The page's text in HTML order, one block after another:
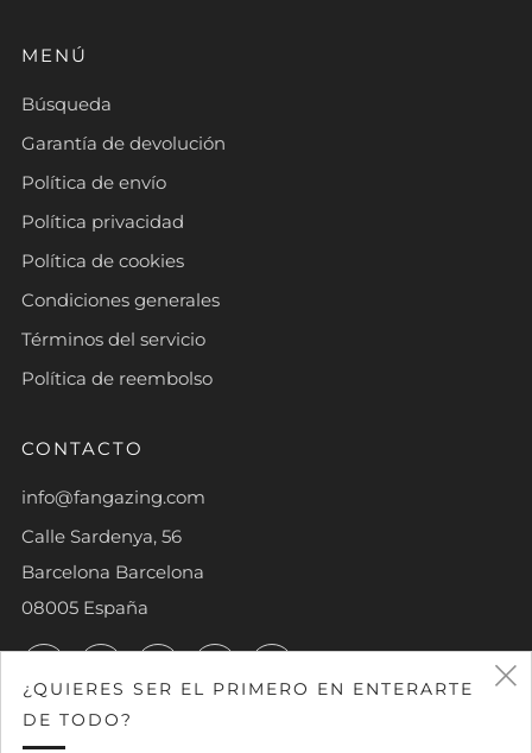
MENÚ
Búsqueda
Garantía de devolución
Política de envío
Política privacidad
Política de cookies
Condiciones generales
Términos del servicio
Política de reembolso
CONTACTO
info@fangazing.com
Calle Sardenya, 56
Barcelona Barcelona
08005 España
¿QUIERES SER EL PRIMERO EN ENTERARTE
DE TODO?